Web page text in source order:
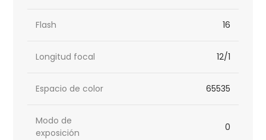
Flash 16
Longitud focal 12/1
Espacio de color 65535
Modo de
exposición
0